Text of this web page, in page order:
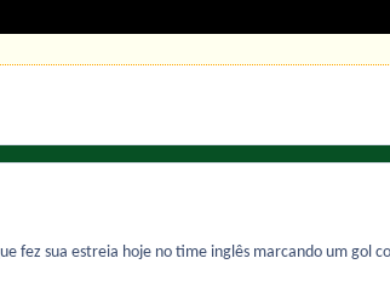
fez sua estreia hoje no time inglês marcando um gol